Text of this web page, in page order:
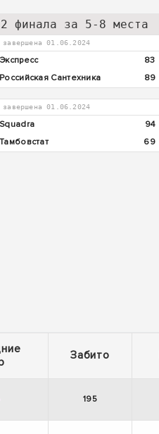
финала за 5-8 места
завершена 01.06.2024
Экспресс
83
Российская Сантехника
89
завершена 01.06.2024
Squadra
94
Тамбовстат
69
Забито
195